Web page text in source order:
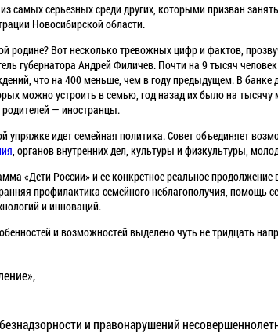
самых серьезных среди других, которыми призван
Новосибирской области.
Вот несколько тревожных цифр и фактов,
губернатора Андрей Филичев. Почти на 9 тысяч
что на 400 меньше, чем в году предыдущем. В банке
можно устроить в семью, год назад их было на
— иностранцы.
упряжке идет семейная политика. Совет объединяет
, органов внутренних дел, культуры и физкультуры,
«Дети России» и ее конкретное реальное
профилактика семейного неблагополучия, помощь
и инноваций.
и возможностей выделено чуть не тридцать
и правонарушений